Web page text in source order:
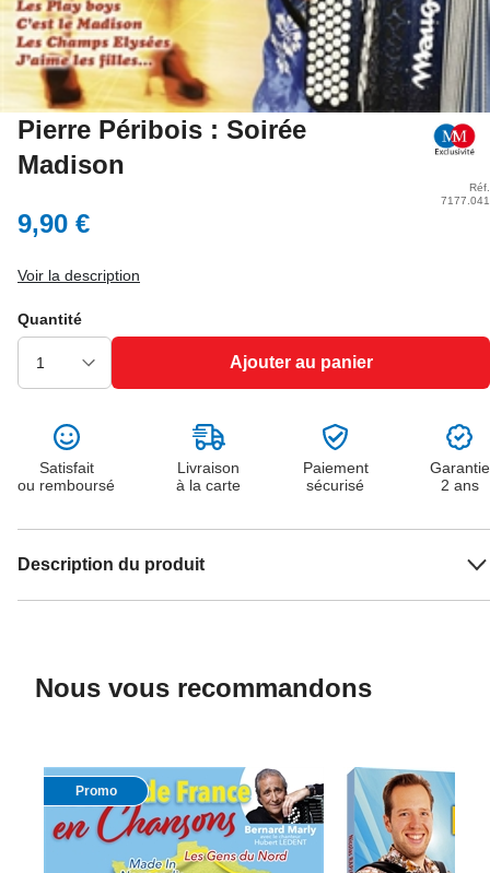
Pierre Péribois : Soirée
Madison
Réf.
7177.041
9,90 €
Voir la description
Quantité
Ajouter au panier
Satisfait
ou remboursé
Livraison
à la carte
Paiement
sécurisé
Garantie
2 ans
Description du produit
Nous vous recommandons
Promo